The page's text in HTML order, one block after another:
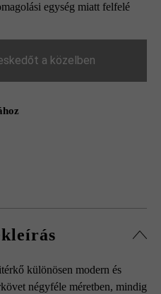
egység miatt felfelé
a közelben
különösen modern és
négyféle méretben, mindig